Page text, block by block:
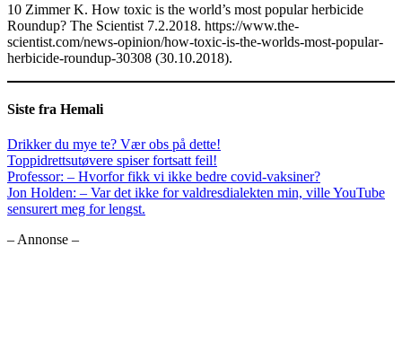
10 Zimmer K. How toxic is the world’s most popular herbicide
Roundup? The Scientist 7.2.2018. https://www.the-
scientist.com/news-opinion/how-toxic-is-the-worlds-most-popular-
herbicide-roundup-30308 (30.10.2018).
Siste fra Hemali
Drikker du mye te? Vær obs på dette!
Toppidrettsutøvere spiser fortsatt feil!
Professor: – Hvorfor fikk vi ikke bedre covid-vaksiner?
Jon Holden: – Var det ikke for valdresdialekten min, ville YouTube
sensurert meg for lengst.
– Annonse –